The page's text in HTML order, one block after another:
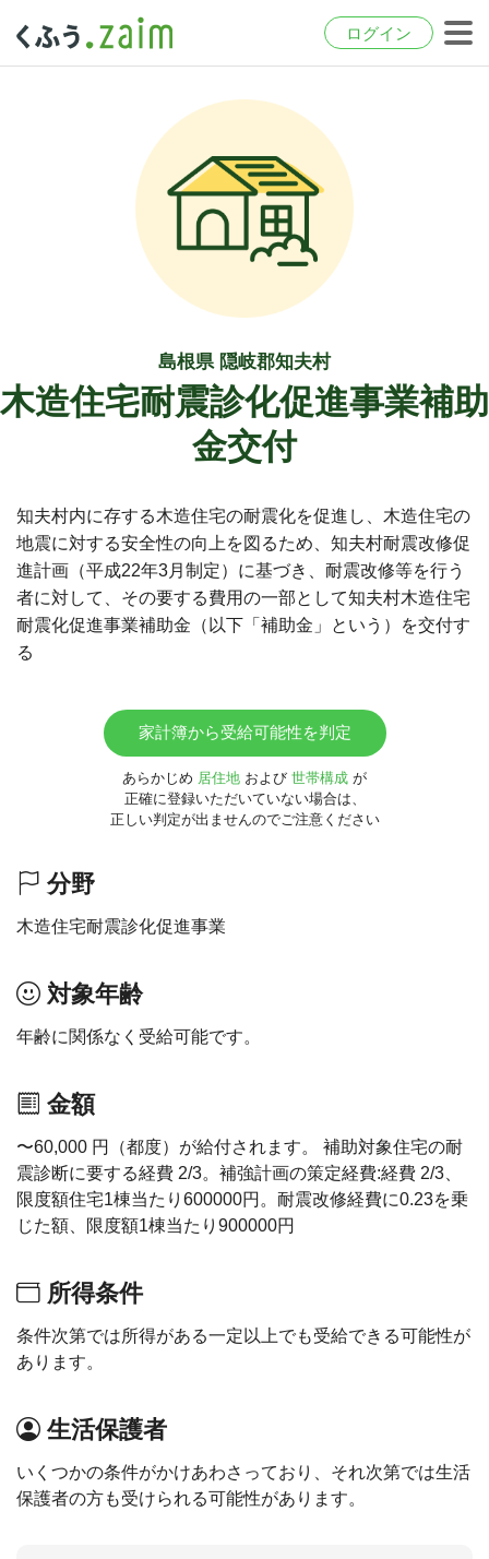
ログイン
島根県 隠岐郡知夫村
木造住宅耐震診化促進事業補助
金交付
知夫村内に存する木造住宅の耐震化を促進し、木造住宅の
地震に対する安全性の向上を図るため、知夫村耐震改修促
進計画（平成22年3月制定）に基づき、耐震改修等を行う
者に対して、その要する費用の一部として知夫村木造住宅
耐震化促進事業補助金（以下「補助金」という）を交付す
る
家計簿から受給可能性を判定
あらかじめ 居住地 および 世帯構成 が
正確に登録いただいていない場合は、
正しい判定が出ませんのでご注意ください
分野
木造住宅耐震診化促進事業
対象年齢
年齢に関係なく受給可能です。
金額
〜60,000 円（都度）が給付されます。 補助対象住宅の耐
震診断に要する経費 2/3。補強計画の策定経費:経費 2/3、
限度額住宅1棟当たり600000円。耐震改修経費に0.23を乗
じた額、限度額1棟当たり900000円
所得条件
条件次第では所得がある一定以上でも受給できる可能性が
あります。
生活保護者
いくつかの条件がかけあわさっており、それ次第では生活
保護者の方も受けられる可能性があります。